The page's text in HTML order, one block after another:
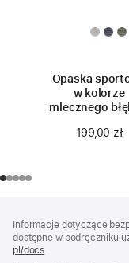
Opaska
w kolorze
mlecznego
199,00 zł
Informacje dotyczące
dostępne w podręczniku
pl/docs